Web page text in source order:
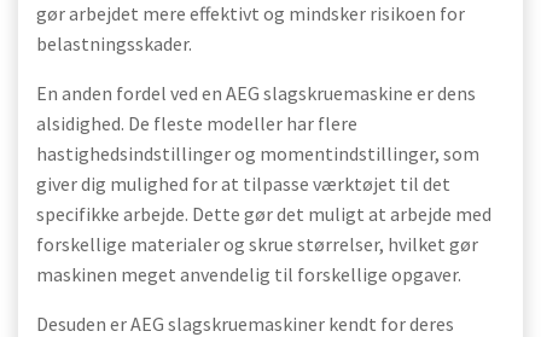
gør arbejdet mere effektivt og mindsker risikoen for
belastningsskader.
En anden fordel ved en AEG slagskruemaskine er dens
alsidighed. De fleste modeller har flere
hastighedsindstillinger og momentindstillinger, som
giver dig mulighed for at tilpasse værktøjet til det
specifikke arbejde. Dette gør det muligt at arbejde med
forskellige materialer og skrue størrelser, hvilket gør
maskinen meget anvendelig til forskellige opgaver.
Desuden er AEG slagskruemaskiner kendt for deres